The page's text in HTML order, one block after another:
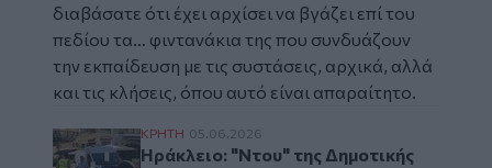
διαβάσατε ότι έχει αρχίσει να βγάζει επί του
πεδίου τα… φιντανάκια της που συνδυάζουν
την εκπαίδευση με τις συστάσεις, αρχικά, αλλά
και τις κλήσεις, όπου αυτό είναι απαραίτητο.
Ηράκλειο: "Ντου" της Δημοτικής
ΚΡΗΤΗ 05.06.2026
Ηράκλειο: "Ντου" της Δημοτικής